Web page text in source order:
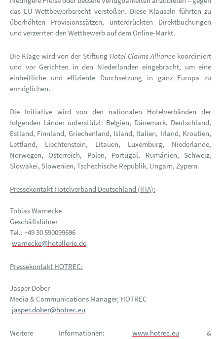
das EU-Wettbewerbsrecht verstoßen. Diese Klauseln führten zu
überhöhten Provisionssätzen, unterdrückten Direktbuchungen
und verzerrten den Wettbewerb auf dem Online-Markt.
Die Klage wird von der StiftungHotel Claims Alliancekoordiniert
und vor Gerichten in den Niederlanden eingebracht, um eine
einheitliche und effiziente Durchsetzung in ganz Europa zu
ermöglichen.
Die Initiative wird von den nationalen Hotelverbänden der
folgenden Länder unterstützt: Belgien, Dänemark, Deutschland,
Estland, Finnland, Griechenland, Island, Italien, Irland, Kroatien,
Lettland, Liechtenstein, Litauen, Luxemburg, Niederlande,
Norwegen, Österreich, Polen, Portugal, Rumänien, Schweiz,
Slowakei, Slowenien, Tschechische Republik, Ungarn, Zypern.
Pressekontakt Hotelverband Deutschland (IHA):
Tobias Warnecke
Geschäftsführer
Tel.: +49 30 590099696
warnecke@hotellerie.de
Pressekontakt HOTREC:
Jasper Dober
Media & Communications Manager, HOTREC
jasper.dober@hotrec.eu
Weitere Informationen: www.hotrec.eu &